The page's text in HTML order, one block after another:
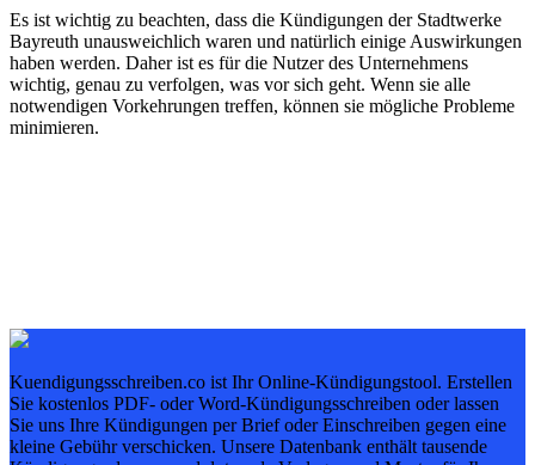
Es ist wichtig zu beachten, dass die Kündigungen der Stadtwerke
Bayreuth unausweichlich waren und natürlich einige Auswirkungen
haben werden. Daher ist es für die Nutzer des Unternehmens
wichtig, genau zu verfolgen, was vor sich geht. Wenn sie alle
notwendigen Vorkehrungen treffen, können sie mögliche Probleme
minimieren.
Kuendigungsschreiben.co ist Ihr Online-Kündigungstool. Erstellen
Sie kostenlos PDF- oder Word-Kündigungsschreiben oder lassen
Sie uns Ihre Kündigungen per Brief oder Einschreiben gegen eine
kleine Gebühr verschicken. Unsere Datenbank enthält tausende